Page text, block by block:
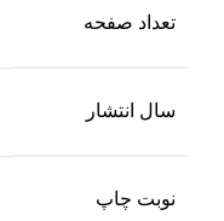
تعداد صفحه
سال انتشار
نوبت چاپ